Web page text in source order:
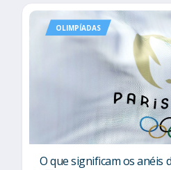
OLIMPÍADAS
O que significam os anéis